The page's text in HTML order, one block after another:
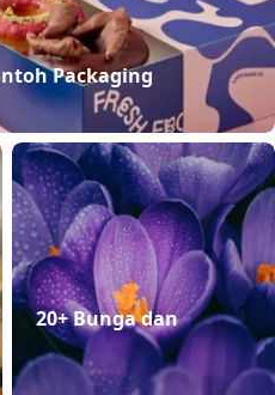
Packaging
20+ Bunga dan